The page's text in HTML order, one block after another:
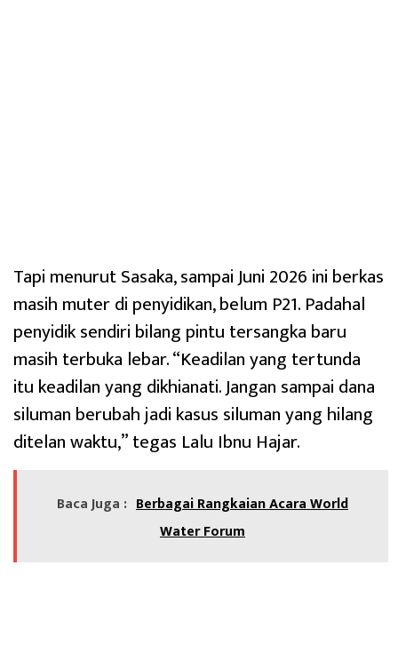
Tapi menurut Sasaka, sampai Juni 2026 ini berkas
masih muter di penyidikan, belum P21. Padahal
penyidik sendiri bilang pintu tersangka baru
masih terbuka lebar. “Keadilan yang tertunda
itu keadilan yang dikhianati. Jangan sampai dana
siluman berubah jadi kasus siluman yang hilang
ditelan waktu,” tegas Lalu Ibnu Hajar.
Baca Juga : Berbagai Rangkaian Acara World
Water Forum